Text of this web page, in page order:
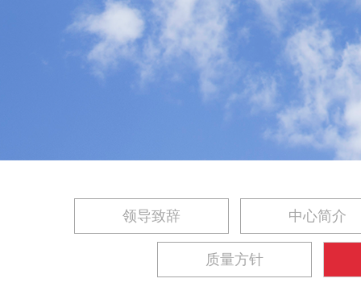
领导致辞 中心简介
质量方针